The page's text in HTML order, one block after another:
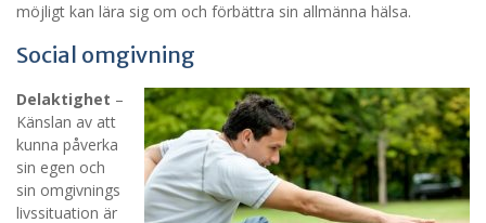
möjligt kan lära sig om och förbättra sin allmänna hälsa.
Social omgivning
Delaktighet –
Känslan av att
kunna påverka
sin egen och
sin omgivnings
livssituation är